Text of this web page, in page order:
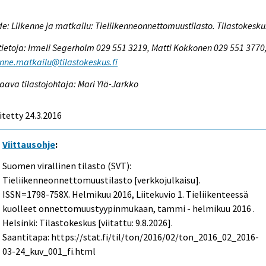
Liikenne ja matkailu: Tieliikenneonnettomuustilasto.
Irmeli Segerholm 029 551 3219, Matti Kokkonen 029 551
tilastojohtaja: Mari Ylä-Jarkko
24.3.2016
Viittausohje:
Suomen virallinen tilasto (SVT):
Tieliikenneonnettomuustilasto [verkkojulkaisu].
ISSN=1798-758X. Helmikuu 2016, Liitekuvio 1. Tieliikenteessä
kuolleet onnettomuustyypinmukaan, tammi - helmikuu 2016 .
Helsinki: Tilastokeskus [viitattu: 9.8.2026].
Saantitapa: https://stat.fi/til/ton/2016/02/ton_2016_02_2016-
03-24_kuv_001_fi.html